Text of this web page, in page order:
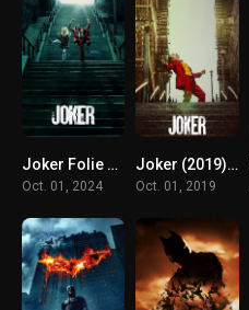
Joker Folie à Deux (2024) โจ๊กเกอร์ โฟลีย์ อา เดอ
Oct. 01, 2024
Joker (2019) โจ๊กเกอร์
Oct. 01, 2019